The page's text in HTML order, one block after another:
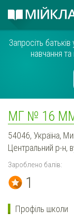
Запросіть
навчання та
МГ № 16
54046, Україна,
Центральний р-н,
Зароблено балів:
1
Профіль школи